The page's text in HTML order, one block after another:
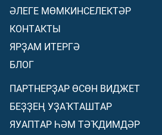
ӘЛЕГЕ МӨМКИНСЕЛЕКТӘР
КОНТАКТЫ
ЯРҘАМ ИТЕРГӘ
БЛОГ
ПАРТНЕРҘАР ӨСӨН ВИДЖЕТ
БЕҘҘЕҢ УҘАҠТАШТАР
ЯУАПТАР ҺӘМ ТӘҠДИМДӘР